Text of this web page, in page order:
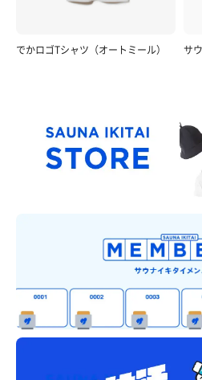
でかロゴTシャツ（オートミール） サ